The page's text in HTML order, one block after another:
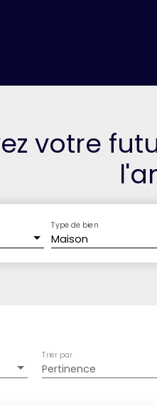
votre
Maison
Type de bien
Pertinence
Trier par